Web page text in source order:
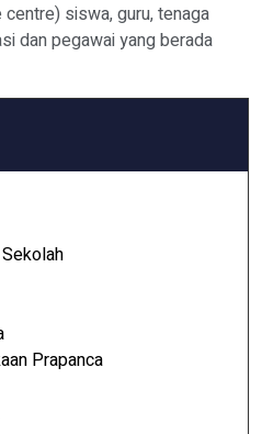
siswa, guru, tenaga
dan pegawai yang berada
Prapanca